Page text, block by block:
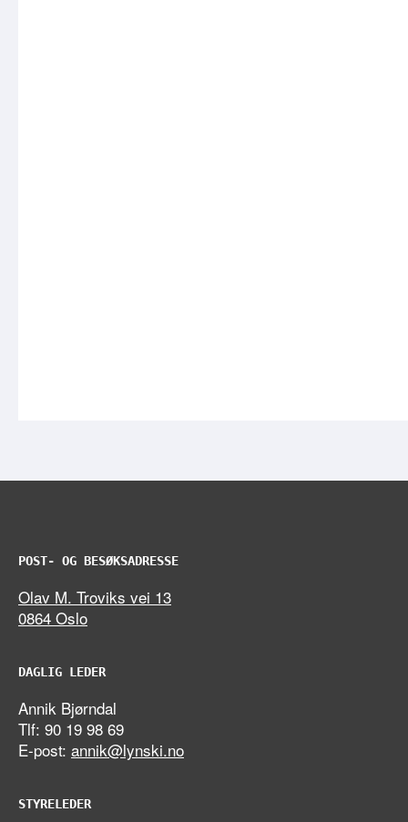
POST- OG BESØKSADRESSE
Olav M. Troviks vei 13
0864 Oslo
DAGLIG LEDER
Annik Bjørndal
Tlf: 90 19 98 69
E-post: annik@lynski.no
STYRELEDER